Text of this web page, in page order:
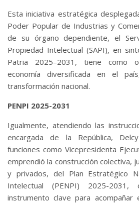
Esta iniciativa estratégica
Poder Popular de Industrias y
de su órgano dependiente, el
Propiedad Intelectual (SAPI), en
Patria 2025–2031, tiene como
economía diversificada en el
transformación nacional.
PENPI 2025-2031
Igualmente, atendiendo las
encargada de la República,
funciones como Vicepresidenta
emprendió la construcción colectiva,
y privados, del Plan Estratégico
Intelectual (PENPI) 2025-2031,
instrumento clave para acompañar